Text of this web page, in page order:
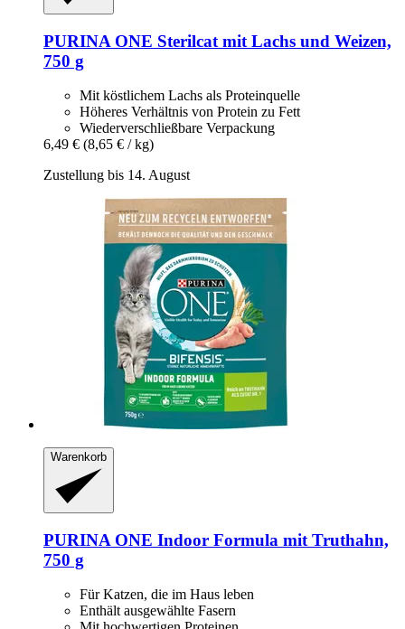
PURINA ONE Sterilcat mit Lachs und Weizen,
750 g
Mit köstlichem Lachs als Proteinquelle
Höheres Verhältnis von Protein zu Fett
Wiederverschließbare Verpackung
6,49 € (8,65 € / kg)
Zustellung bis 14. August
Warenkorb
PURINA ONE Indoor Formula mit Truthahn,
750 g
Für Katzen, die im Haus leben
Enthält ausgewählte Fasern